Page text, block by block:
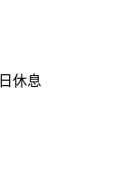
休息